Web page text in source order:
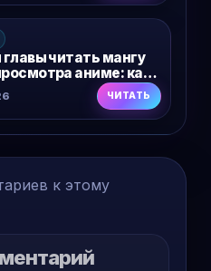
главы читать мангу
аниме: как
входа и не
с того местаЧИТАТЬ
к этому